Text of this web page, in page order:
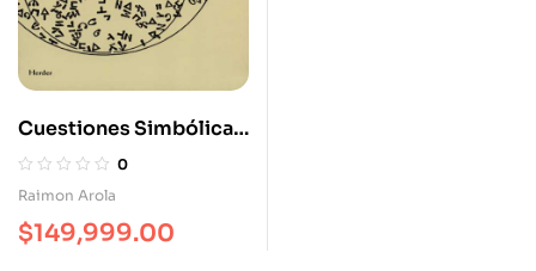
Cuestiones Simbólicas.
Las Formas Básicas
0
Raimon Arola
$149,999.00